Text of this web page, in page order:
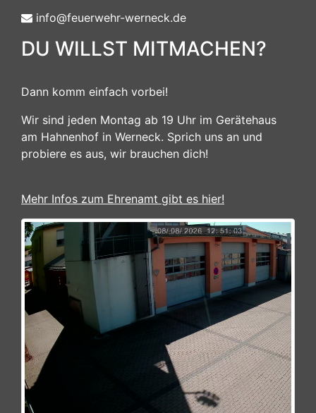
info@feuerwehr-werneck.de
DU WILLST MITMACHEN?
Dann komm einfach vorbei!
Wir sind jeden Montag ab 19 Uhr im Gerätehaus
am Hahnenhof in Werneck. Sprich uns an und
probiere es aus, wir brauchen dich!
Mehr Infos zum Ehrenamt gibt es hier!